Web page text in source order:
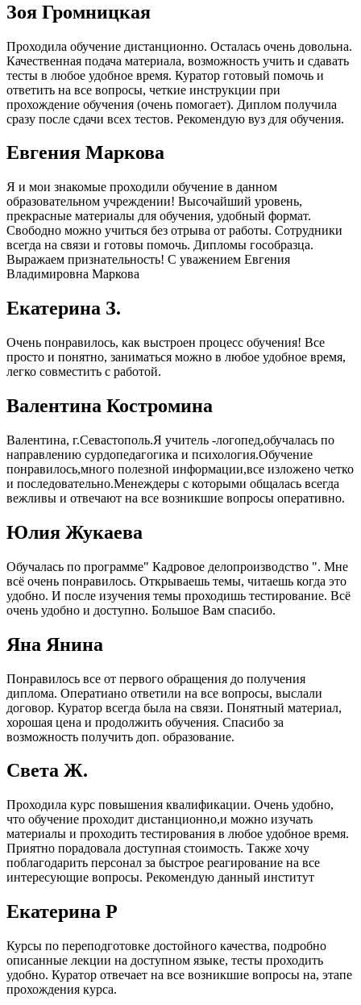
Зоя Громницкая
Проходила обучение дистанционно. Осталась очень довольна.
Качественная подача материала, возможность учить и сдавать
тесты в любое удобное время. Куратор готовый помочь и
ответить на все вопросы, четкие инструкции при
прохождение обучения (очень помогает). Диплом получила
сразу после сдачи всех тестов. Рекомендую вуз для обучения.
Евгения Маркова
Я и мои знакомые проходили обучение в данном
образовательном учреждении! Высочайший уровень,
прекрасные материалы для обучения, удобный формат.
Свободно можно учиться без отрыва от работы. Сотрудники
всегда на связи и готовы помочь. Дипломы гособразца.
Выражаем признательность! С уважением Евгения
Владимировна Маркова
Екатерина З.
Очень понравилось, как выстроен процесс обучения! Все
просто и понятно, заниматься можно в любое удобное время,
легко совместить с работой.
Валентина Костромина
Валентина, г.Севастополь.Я учитель -логопед,обучалась по
направлению сурдопедагогика и психология.Обучение
понравилось,много полезной информации,все изложено четко
и последовательно.Менеждеры с которыми общалась всегда
вежливы и отвечают на все возникшие вопросы оперативно.
Юлия Жукаева
Обучалась по программе" Кадровое делопроизводство ". Мне
всё очень понравилось. Открываешь темы, читаешь когда это
удобно. И после изучения темы проходишь тестирование. Всё
очень удобно и доступно. Большое Вам спасибо.
Яна Янина
Понравилось все от первого обращения до получения
диплома. Оператиано ответили на все вопросы, выслали
договор. Куратор всегда была на связи. Понятный материал,
хорошая цена и продолжить обучения. Спасибо за
возможность получить доп. образование.
Света Ж.
Проходила курс повышения квалификации. Очень удобно,
что обучение проходит дистанционно,и можно изучать
материалы и проходить тестирования в любое удобное время.
Приятно порадовала доступная стоимость. Также хочу
поблагодарить персонал за быстрое реагирование на все
интересующие вопросы. Рекомендую данный институт
Екатерина Р
Курсы по переподготовке достойного качества, подробно
описанные лекции на доступном языке, тесты проходить
удобно. Куратор отвечает на все возникшие вопросы на, этапе
прохождения курса.